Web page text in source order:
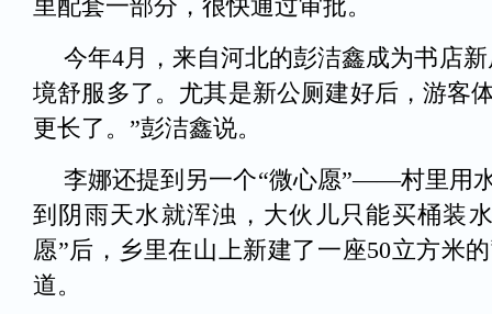
里配套一部分，很快通过审批。
今年4月，来自河北的彭洁鑫成为书店
境舒服多了。尤其是新公厕建好后，游客
更长了。”彭洁鑫说。
李娜还提到另一个“微心愿”——村里用
到阴雨天水就浑浊，大伙儿只能买桶装
愿”后，乡里在山上新建了一座50立方米
道。